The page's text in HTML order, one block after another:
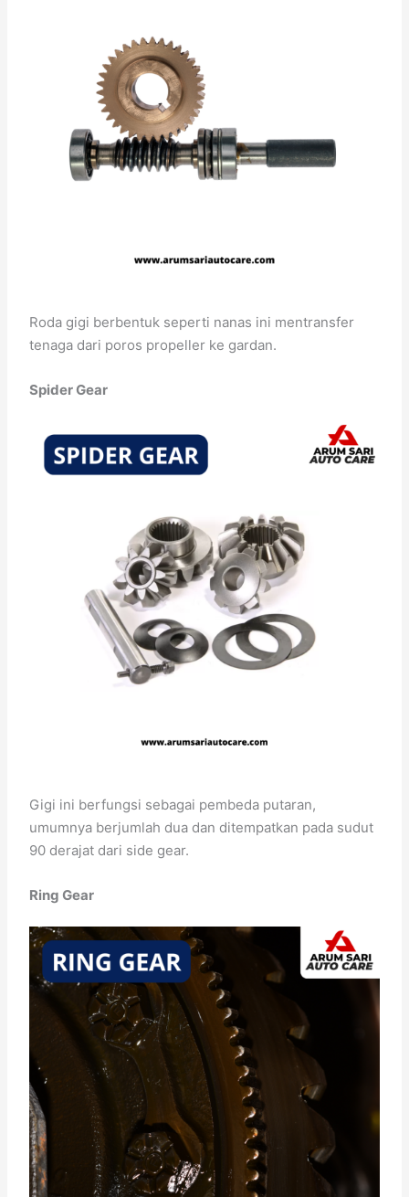
Roda gigi berbentuk seperti nanas ini mentransfer
tenaga dari poros propeller ke gardan.
Spider Gear
Gigi ini berfungsi sebagai pembeda putaran,
umumnya berjumlah dua dan ditempatkan pada sudut
90 derajat dari side gear.
Ring Gear